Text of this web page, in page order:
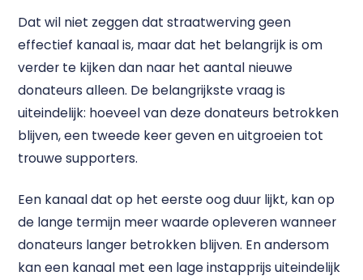
Dat wil niet zeggen dat straatwerving geen
effectief kanaal is, maar dat het belangrijk is om
verder te kijken dan naar het aantal nieuwe
donateurs alleen. De belangrijkste vraag is
uiteindelijk: hoeveel van deze donateurs betrokken
blijven, een tweede keer geven en uitgroeien tot
trouwe supporters.
Een kanaal dat op het eerste oog duur lijkt, kan op
de lange termijn meer waarde opleveren wanneer
donateurs langer betrokken blijven. En andersom
kan een kanaal met een lage instapprijs uiteindelijk